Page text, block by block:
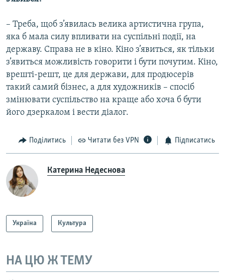
– Треба, щоб з’явилась велика артистична група,
яка б мала силу впливати на суспільні події, на
державу. Справа не в кіно. Кіно з’явиться, як тільки
з’явиться можливість говорити і бути почутим. Кіно,
врешті-решт, це для держави, для продюсерів
такий самий бізнес, а для художників – спосіб
змінювати суспільство на краще або хоча б бути
його дзеркалом і вести діалог.
Поділитись Читати без VPN Підписатись
Катерина Недеснова
Україна Культура
НА ЦЮ Ж ТЕМУ